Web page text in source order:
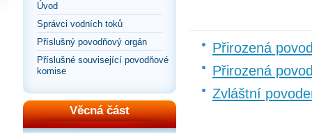
Úvod
Správci vodních toků
Příslušný povodňový orgán
Příslušné související povodňové
komise
Věcná část
Přirozená
Přirozená
Zvláštní